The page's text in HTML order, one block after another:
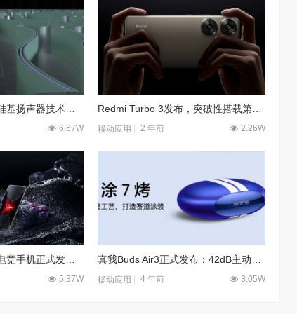
6.67W
Redmi Turbo 3发布，突破性搭载第三代骁龙8s，掀起旗舰性能旋风
移动应用 2 年前 2.26W
3499元起！拯救者电竞手机正式发布, 游戏体验决不妥协
5.37W
真我Buds Air3正式发布：42dB主动降噪，首销349元
移动应用 4 年前 3.05W